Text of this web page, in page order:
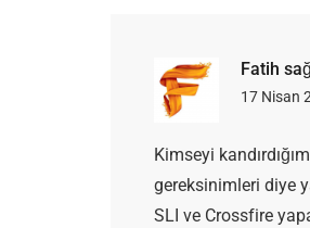
Fatih
17 Nisan
Kimseyi
gereksinimleri diye
SLI ve Crossfire